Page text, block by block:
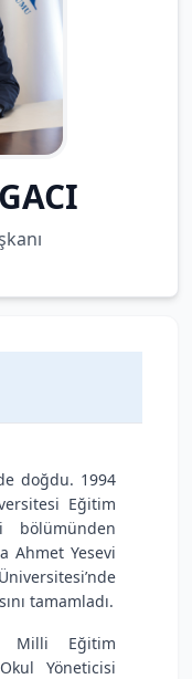
doğdu. 1994
Eğitim
bölümünden
Ahmet Yesevi
tamamladı.
Milli Eğitim
Yöneticisi